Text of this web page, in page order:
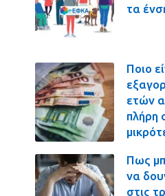
τα
Ποιο
ετών
πλήρη
Πως
να
στις